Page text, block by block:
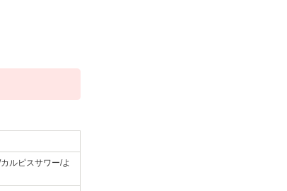
ルピスサワー/よ